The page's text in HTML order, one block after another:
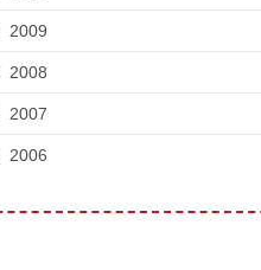
2009
2008
2007
2006